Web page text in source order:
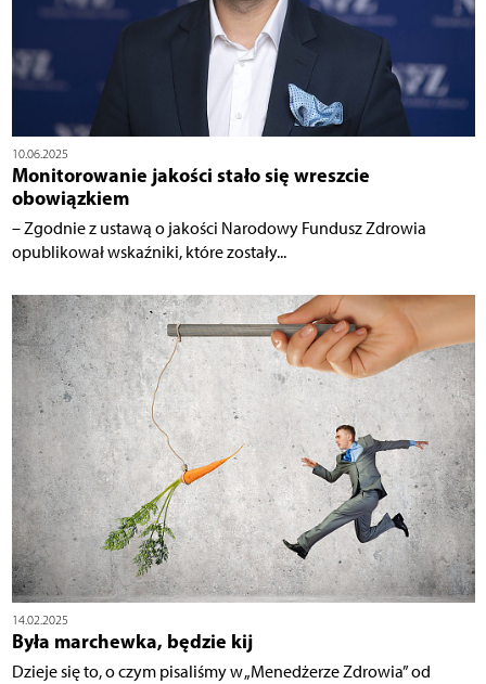
10.06.2025
Monitorowanie jakości stało się wreszcie
obowiązkiem
– Zgodnie z ustawą o jakości Narodowy Fundusz Zdrowia
opublikował wskaźniki, które zostały...
14.02.2025
Była marchewka, będzie kij
Dzieje się to, o czym pisaliśmy w „Menedżerze Zdrowia” od